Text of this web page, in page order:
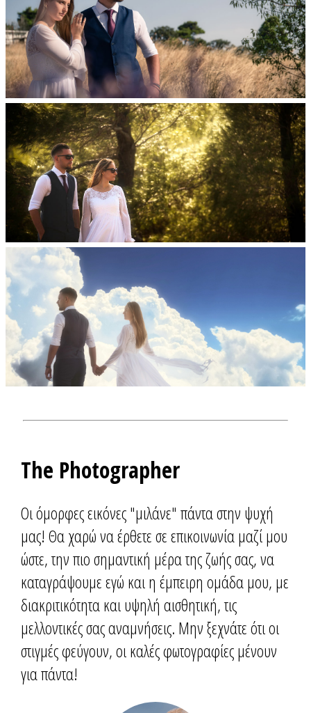
The Photographer
Οι όμορφες εικόνες "μιλάνε" πάντα στην ψυχή
μας! Θα χαρώ να έρθετε σε επικοινωνία μαζί μου
ώστε, την πιο σημαντική μέρα της ζωής σας, να
καταγράψουμε εγώ και η έμπειρη ομάδα μου, με
διακριτικότητα και υψηλή αισθητική, τις
μελλοντικές σας αναμνήσεις. Μην ξεχνάτε ότι οι
στιγμές φεύγουν, οι καλές φωτογραφίες μένουν
για πάντα!